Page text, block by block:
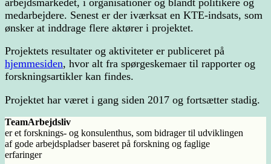
medarbejdere. Senest er der iværksat en KTE-indsats, som
ønsker at inddrage flere aktører i projektet.
Projektets resultater og aktiviteter er publiceret på
hjemmesiden, hvor alt fra spørgeskemaer til rapporter og
forskningsartikler kan findes.
Projektet har været i gang siden 2017 og fortsætter stadig.
TeamArbejdsliv
er et forsknings- og konsulenthus, som bidrager til udviklingen
af gode arbejdspladser baseret på forskning og faglige
erfaringer